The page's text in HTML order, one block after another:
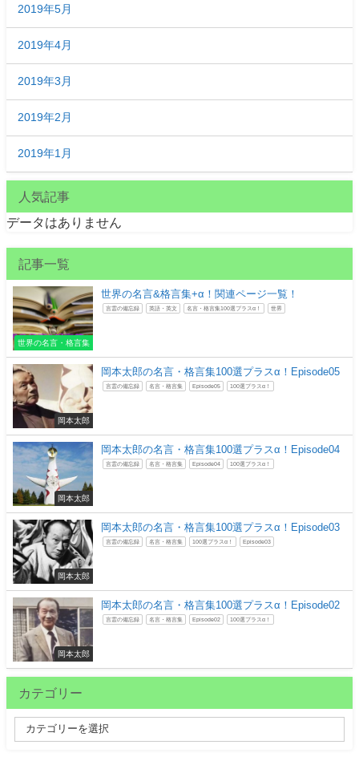
2019年5月
2019年4月
2019年3月
2019年2月
2019年1月
人気記事
データはありません
記事一覧
世界の名言・格言集
世界の名言&格言集+α！関連ページ一覧！
言霊の備忘録 英語・英文 名言・格言集100選プラスα！ 世界
岡本太郎
岡本太郎の名言・格言集100選プラスα！Episode05
言霊の備忘録 名言・格言集 Episode05 100選プラスα！
岡本太郎
岡本太郎の名言・格言集100選プラスα！Episode04
言霊の備忘録 名言・格言集 Episode04 100選プラスα！
岡本太郎
岡本太郎の名言・格言集100選プラスα！Episode03
言霊の備忘録 名言・格言集 100選プラスα！ Episode03
岡本太郎
岡本太郎の名言・格言集100選プラスα！Episode02
言霊の備忘録 名言・格言集 Episode02 100選プラスα！
カテゴリー